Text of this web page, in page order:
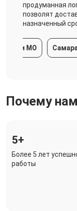
продуманная
позволят
назначенный
и МО Самара
Почему
5+
Более 5 лет
работы